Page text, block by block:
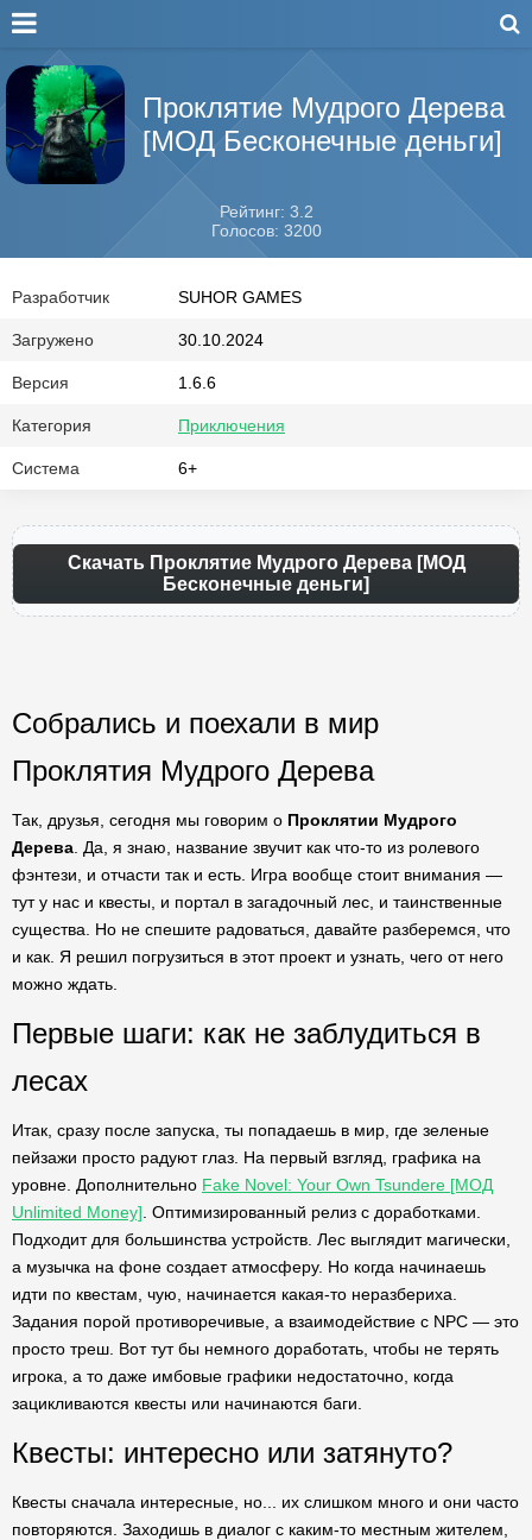
Проклятие Мудрого Дерева
[МОД Бесконечные деньги]
Рейтинг: 3.2
Голосов: 3200
Разработчик SUHOR GAMES
Загружено 30.10.2024
Версия 1.6.6
Категория Приключения
Система 6+
Скачать Проклятие Мудрого Дерева [МОД
Бесконечные деньги]
Собрались и поехали в мир
Проклятия Мудрого Дерева
Так, друзья, сегодня мы говорим о Проклятии Мудрого
Дерева . Да, я знаю, название звучит как что-то из ролевого
фэнтези, и отчасти так и есть. Игра вообще стоит внимания —
тут у нас и квесты, и портал в загадочный лес, и таинственные
существа. Но не спешите радоваться, давайте разберемся, что
и как. Я решил погрузиться в этот проект и узнать, чего от него
можно ждать.
Первые шаги: как не заблудиться в
лесах
Итак, сразу после запуска, ты попадаешь в мир, где зеленые
пейзажи просто радуют глаз. На первый взгляд, графика на
уровне. Дополнительно Fake Novel: Your Own Tsundere [МОД
Unlimited Money] . Оптимизированный релиз с доработками.
Подходит для большинства устройств. Лес выглядит магически,
а музычка на фоне создает атмосферу. Но когда начинаешь
идти по квестам, чую, начинается какая-то неразбериха.
Задания порой противоречивые, а взаимодействие с NPC — это
просто треш. Вот тут бы немного доработать, чтобы не терять
игрока, а то даже имбовые графики недостаточно, когда
зацикливаются квесты или начинаются баги.
Квесты: интересно или затянуто?
Квесты сначала интересные, но... их слишком много и они часто
повторяются. Заходишь в диалог с каким-то местным жителем,